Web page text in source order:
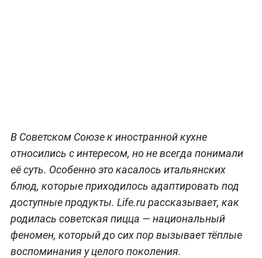
В Советском Союзе к иностранной кухне
относились с интересом, но не всегда понимали
её суть. Особенно это касалось итальянских
блюд, которые приходилось адаптировать под
доступные продукты. Life.ru рассказывает, как
родилась советская пицца — национальный
феномен, который до сих пор вызывает тёплые
воспоминания у целого поколения.